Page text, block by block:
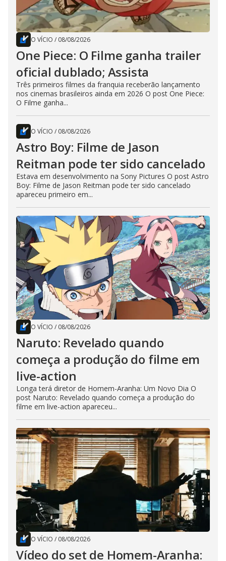
O VÍCIO / 08/08/2026
One Piece: O Filme ganha trailer
oficial dublado; Assista
Três primeiros filmes da franquia receberão lançamento
nos cinemas brasileiros ainda em 2026 O post One Piece:
O Filme ganha...
O VÍCIO / 08/08/2026
Astro Boy: Filme de Jason
Reitman pode ter sido cancelado
Estava em desenvolvimento na Sony Pictures O post Astro
Boy: Filme de Jason Reitman pode ter sido cancelado
apareceu primeiro em...
O VÍCIO / 08/08/2026
Naruto: Revelado quando
começa a produção do filme em
live-action
Longa terá diretor de Homem-Aranha: Um Novo Dia O
post Naruto: Revelado quando começa a produção do
filme em live-action apareceu...
O VÍCIO / 08/08/2026
Vídeo do set de Homem-Aranha: